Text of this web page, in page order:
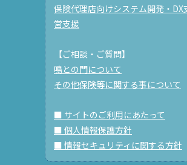
保険代理店向けシステム開発・DX
営支援
【ご相談・ご質問】
鳴との門について
その他保険等に関する事について
■ サイトのご利用にあたって
■ 個人情報保護方針
■ 情報セキュリティに関する方針